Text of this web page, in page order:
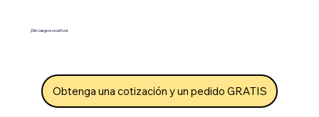
¡Sin cargos ocultos!
Obtenga una cotización y un pedido GRATIS